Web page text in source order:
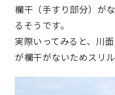
欄干（手すり部分）が
るそうです。
実際いってみると、川
が欄干がないためスリ